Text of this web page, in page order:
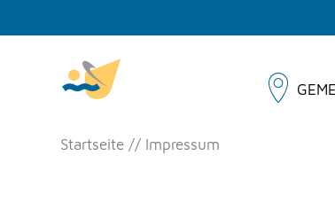
Startseite Impressum